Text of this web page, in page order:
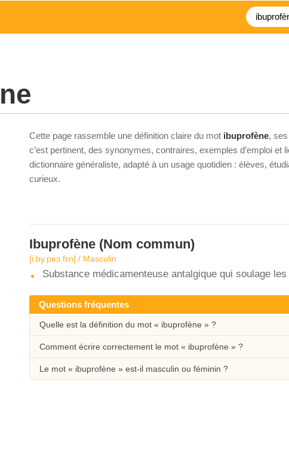
Cette page rassemble une définition claire du mot ibuprofène,
c’est pertinent, des synonymes, contraires, exemples d’emploi et
dictionnaire généraliste, adapté à un usage quotidien : élèves,
curieux.
Ibuprofène (Nom commun)
[i.by.pʁɔ.fɛn] / Masculin
Substance médicamenteuse antalgique qui soulage
Questions fréquentes
Quelle est la définition du mot « ibuprofène » ?
Comment écrire correctement le mot « ibuprofène » ?
Le mot « ibuprofène » est-il masculin ou féminin ?